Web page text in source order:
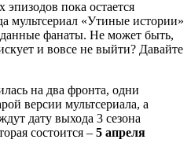
эпизодов пока остается
мультсериал «Утиные истории»
фанаты. Не может быть,
и вовсе не выйти? Давайте
на два фронта, одни
версии мультсериала, а
дату выхода 3 сезона
состоится – 5 апреля